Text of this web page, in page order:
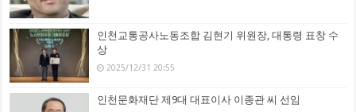
인천교통공사노동조합 김현기 위원장, 대통령 표창 수
상
2025/12/31 20:55
인천문화재단 제9대 대표이사 이종관 씨 선임